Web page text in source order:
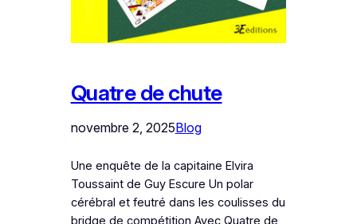
Quatre de chute
novembre 2, 2025Blog
Une enquête de la capitaine Elvira
Toussaint de Guy Escure Un polar
cérébral et feutré dans les coulisses du
bridge de compétition Avec Quatre de